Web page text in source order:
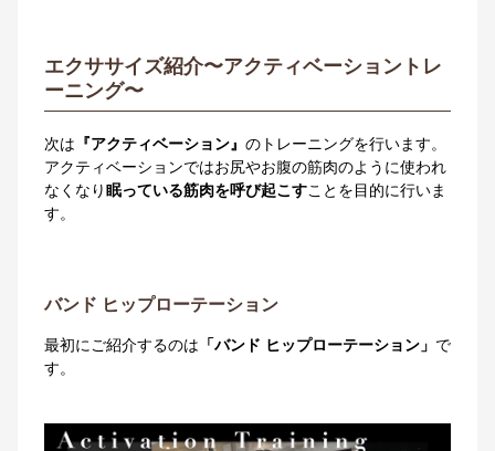
エクササイズ紹介〜アクティベーショントレ
ーニング〜
次は 『アクティベーション』 のトレーニングを行います。
アクティベーションではお尻やお腹の筋肉のように使われ
なくなり眠っている筋肉を呼び起こすことを目的に行いま
す。
バンド ヒップローテーション
最初にご紹介するのは 「バンド ヒップローテーション」 で
す。